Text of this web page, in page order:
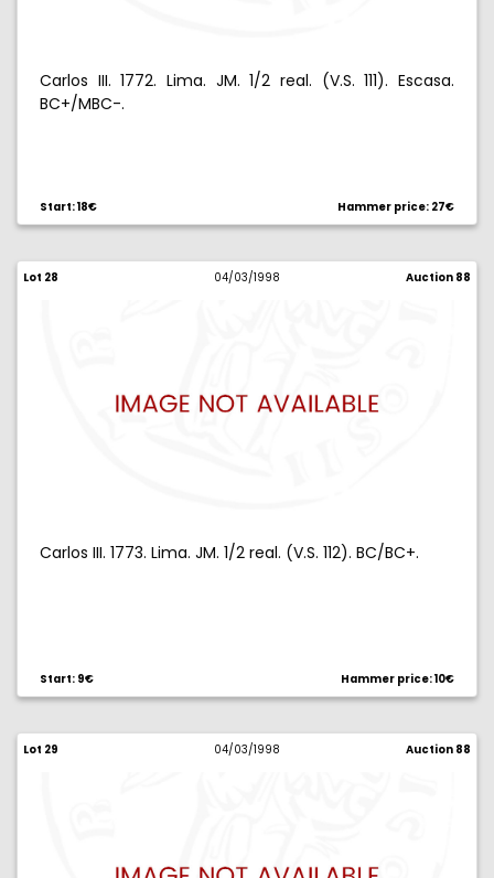
Carlos III. 1772. Lima. JM. 1/2 real. (V.S. 111). Escasa.
BC+/MBC-.
Start: 18€ Hammer price: 27€
Lot 28 04/03/1998 Auction 88
Carlos III. 1773. Lima. JM. 1/2 real. (V.S. 112). BC/BC+.
Start: 9€ Hammer price: 10€
Lot 29 04/03/1998 Auction 88